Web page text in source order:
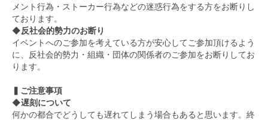
メント行為・ストーカー行為などの迷惑行為をする方をお断りし
ております。
◆反社会的勢力のお断り
イベントへのご参加を考えている方が安心してご参加頂けるよう
に、反社会的勢力・組織・団体の関係者のご参加をお断りしてお
ります。
▍ご注意事項
◆遅刻について
何かの都合でどうしても遅れてしまう場合もあると思います。終